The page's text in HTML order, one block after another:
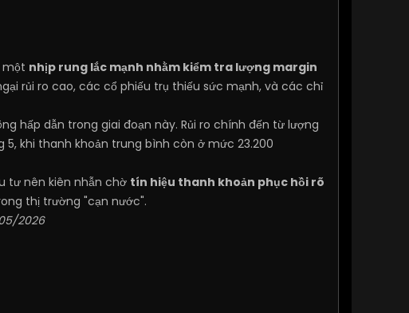
một nhịp rung lắc mạnh nhằm kiểm tra lượng margin
rủi ro cao, các cổ phiếu trụ thiếu sức mạnh, và các chỉ
hấp dẫn trong giai đoạn này. Rủi ro chính đến từ lượng
khi thanh khoản trung bình còn ở mức 23.200
tư nên kiên nhẫn chờ tín hiệu thanh khoản phục hồi rõ
thị trường "cạn nước".
2026